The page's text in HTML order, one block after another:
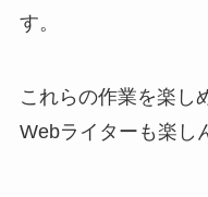
す。
これらの作業を楽し
Webライターも楽し